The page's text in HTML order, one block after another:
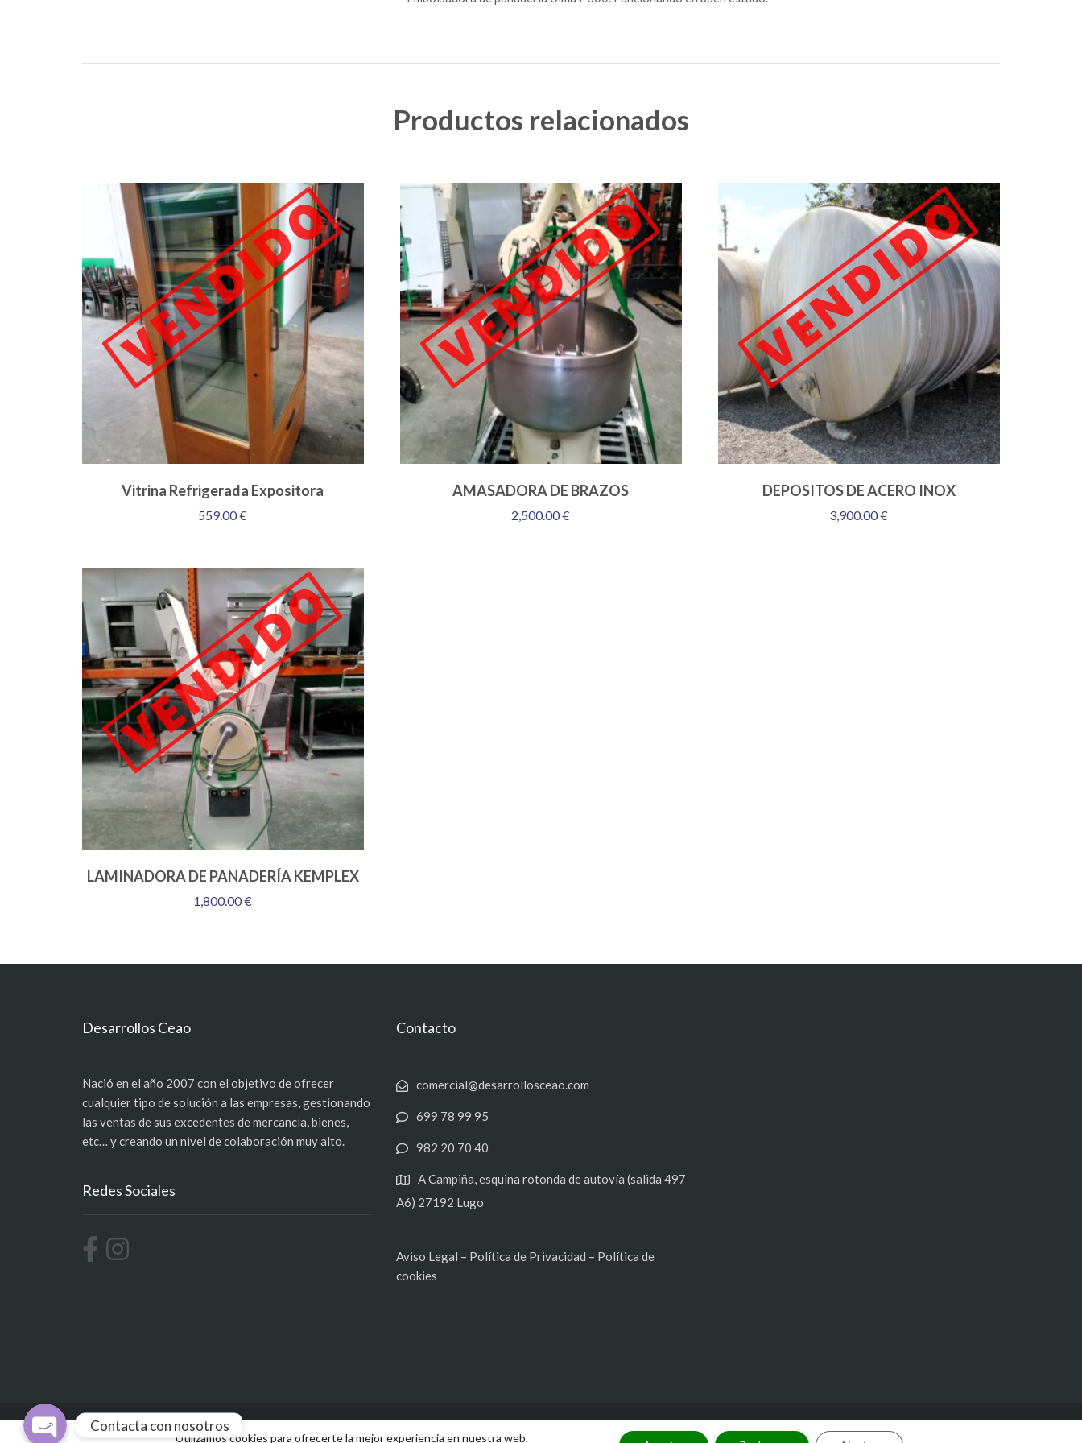
Productos relacionados
Vitrina Refrigerada Expositora
559.00€
AMASADORA DE BRAZOS
2,500.00€
DEPOSITOS DE ACERO INOX
3,900.00€
LAMINADORA DE PANADERÍA KEMPLEX
1,800.00€
Desarrollos Ceao
Nació en el año 2007 con el objetivo de ofrecer
cualquier tipo de solución a las empresas, gestionando
las ventas de sus excedentes de mercancía, bienes,
etc… y creando un nivel de colaboración muy alto.
Redes Sociales
Contacto
comercial@desarrollosceao.com
699 78 99 95
982 20 70 40
A Campiña, esquina rotonda de autovía (salida 497
A6) 27192 Lugo
Aviso Legal – Política de Privacidad – Política de
cookies
Proyecto realizado por TCI Galicia
Utilizamos cookies para ofrecerte la mejor experiencia en nuestra web.
Contacta con nosotros